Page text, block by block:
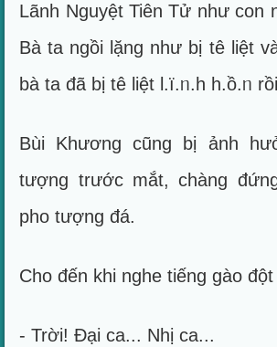
Lãnh Nguyệt Tiên Tử như con
Bà ta ngồi lặng như bị tê liệt
bà ta đã bị tê liệt l.ï.ᥒ.h h.ồ.ᥒ
Bùi Khương cũng bị ảnh
tượng trước mắt, chàng
pho tượng đá.
Cho đến khi nghe tiếng gào đột
- Trời! Đại ca... Nhị ca...